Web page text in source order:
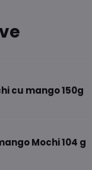
cu mango 150g
Mochi 104 g